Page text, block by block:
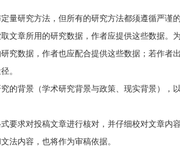
量研究方法，但所有的研究方法都须遵循严谨的
文章所用的研究数据，作者应提供这些数据。
究数据，作者也应配合提供这些数据；若作者
。
的背景（学术研究背景与政策、现实背景），
要求对投稿文章进行核对，并仔细校对文章内
法内容，也将作为审稿依据。